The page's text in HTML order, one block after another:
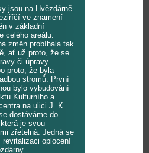
jsou na Hvězdárně
ve znamení
v základní
celého areálu.
změn probíhala tak
ať už proto, že se
či úpravy
proto, že byla
stromů. První
bylo vybudování
Kulturního a
na ulici J. K.
dostáváme do
je svou
zřetelná. Jedná se
revitalizaci oplocení